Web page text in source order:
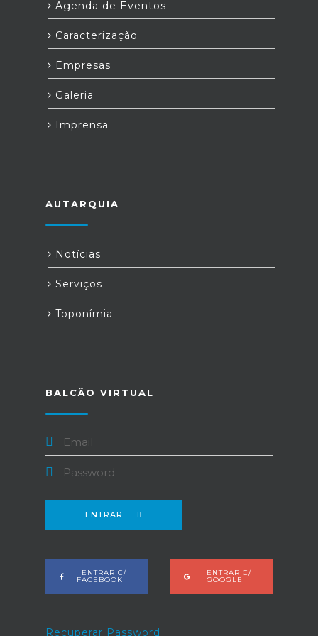
Agenda de Eventos
Caracterização
Empresas
Galeria
Imprensa
AUTARQUIA
Notícias
Serviços
Toponímia
BALCÃO VIRTUAL
ENTRAR
ENTRAR C/
FACEBOOK
ENTRAR C/
GOOGLE
Recuperar Password